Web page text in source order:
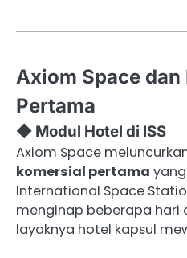
Axiom Space
Pertama
◆ Modul Hotel di ISS
Axiom Space
komersial pertama
International Space
menginap beberapa hari
layaknya hotel kapsul